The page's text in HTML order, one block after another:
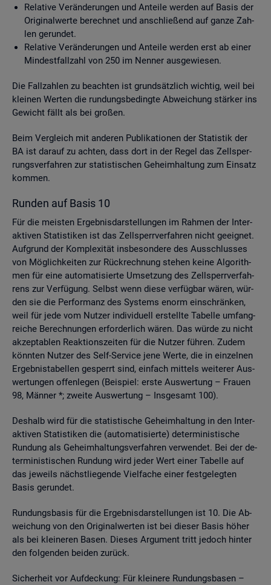
Re­la­ti­ve Ver­än­de­run­gen und An­tei­le wer­den auf Basis der
Ori­gi­nal­wer­te be­rech­net und an­schlie­ßend auf ganze Zah­
len ge­run­det.
Re­la­ti­ve Ver­än­de­run­gen und An­tei­le wer­den erst ab einer
Min­dest­fall­zahl von 250 im Nen­ner aus­ge­wie­sen.
Die Fall­zah­len zu be­ach­ten ist grund­sätz­lich wich­tig, weil bei
klei­nen Wer­ten die run­dungs­be­ding­te Ab­wei­chung stär­ker ins
Ge­wicht fällt als bei gro­ßen.
Beim Ver­gleich mit an­de­ren Pu­bli­ka­tio­nen der Sta­tis­tik der
BA ist dar­auf zu ach­ten, dass dort in der Regel das Zell­sper­
rungs­ver­fah­ren zur sta­tis­ti­schen Ge­heim­hal­tung zum Ein­satz
kom­men.
Run­den auf Basis 10
Für die meis­ten Er­geb­nis­dar­stel­lun­gen im Rah­men der In­ter­
ak­ti­ven Sta­tis­ti­ken ist das Zell­sperr­ver­fah­ren nicht ge­eig­net.
Auf­grund der Kom­ple­xi­tät ins­be­son­de­re des Aus­schlus­ses
von Mög­lich­kei­ten zur Rück­rech­nung ste­hen keine Al­go­rith­
men für eine au­to­ma­ti­sier­te Um­set­zung des Zell­sperr­ver­fah­
rens zur Ver­fü­gung. Selbst wenn diese ver­füg­bar wären, wür­
den sie die Per­for­manz des Sys­tems enorm ein­schrän­ken,
weil für jede vom Nut­zer in­di­vi­du­ell er­stell­te Ta­bel­le um­fang­
rei­che Be­rech­nun­gen er­for­der­lich wären. Das würde zu nicht
ak­zep­ta­blen Re­ak­ti­ons­zei­ten für die Nut­zer füh­ren. Zudem
könn­ten Nut­zer des Self-Ser­vice jene Werte, die in ein­zel­nen
Er­geb­nis­ta­bel­len ge­sperrt sind, ein­fach mit­tels wei­te­rer Aus­
wer­tun­gen of­fen­le­gen (Bei­spiel: erste Aus­wer­tung – Frau­en
98, Män­ner *; zwei­te Aus­wer­tung – Ins­ge­samt 100).
Des­halb wird für die sta­tis­ti­sche Ge­heim­hal­tung in den In­ter­
ak­ti­ven Sta­tis­ti­ken die (au­to­ma­ti­sier­te) de­ter­mi­nis­ti­sche
Run­dung als Ge­heim­hal­tungs­ver­fah­ren ver­wen­det. Bei der de­
ter­mi­nis­ti­schen Run­dung wird jeder Wert einer Ta­bel­le auf
das je­weils nächst­lie­gen­de Viel­fa­che einer fest­ge­leg­ten
Basis ge­run­det.
Run­dungs­ba­sis für die Er­geb­nis­dar­stel­lun­gen ist 10. Die Ab­
wei­chung von den Ori­gi­nal­wer­ten ist bei die­ser Basis höher
als bei klei­ne­ren Basen. Die­ses Ar­gu­ment tritt je­doch hin­ter
den fol­gen­den bei­den zu­rück.
Si­cher­heit vor Auf­de­ckung: Für klei­ne­re Run­dungs­ba­sen –